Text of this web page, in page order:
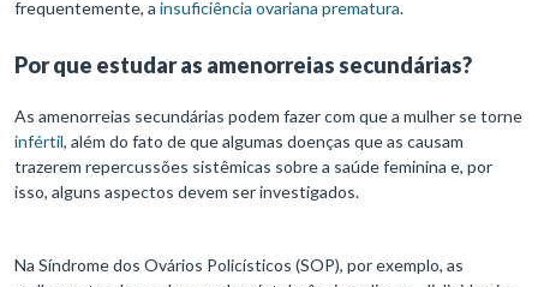
frequentemente, a insuficiência ovariana prematura.
Por que estudar as amenorreias secundárias?
As amenorreias secundárias podem fazer com que a mulher se torne
infértil, além do fato de que algumas doenças que as causam
trazerem repercussões sistêmicas sobre a saúde feminina e, por
isso, alguns aspectos devem ser investigados.
Na Síndrome dos Ovários Policísticos (SOP), por exemplo, as